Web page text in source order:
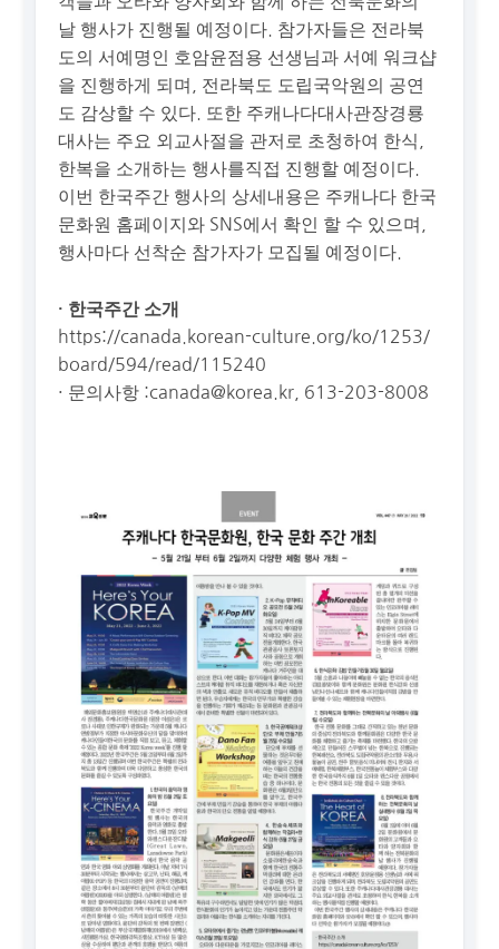
날 행사가 진행될 예정이다. 참가자들은 전라북
도의 서예명인 호암윤점용 선생님과 서예 워크샵
을 진행하게 되며, 전라북도 도립국악원의 공연
도 감상할 수 있다. 또한 주캐나다대사관장경룡
대사는 주요 외교사절을 관저로 초청하여 한식,
한복을 소개하는 행사를직접 진행할 예정이다.
이번 한국주간 행사의 상세내용은 주캐나다 한국
문화원 홈페이지와 SNS에서 확인 할 수 있으며,
행사마다 선착순 참가자가 모집될 예정이다.
· 한국주간 소개
https://canada.korean-culture.org/ko/1253/
board/594/read/115240
· 문의사항 :canada@korea.kr , 613-203-8008